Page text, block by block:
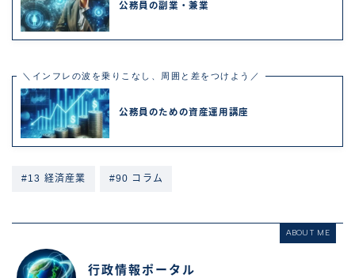
公務員の副業・兼業
＼インフレの波を乗りこなし、周囲と差をつけよう／
公務員のための資産運用講座
#13 経済産業 #90 コラム
ABOUT ME
行政情報ポータル